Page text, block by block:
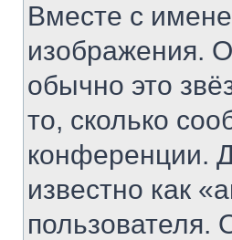
Вместе с
изображения.
обычно это
то, сколько
конференции.
известно как
пользователя.